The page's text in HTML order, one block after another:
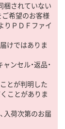
梱されていない
希望のお客様
りＰＤＦファイ
けではありま
ンセル・返品・
とが判明した
ことがありま
入荷次第のお届